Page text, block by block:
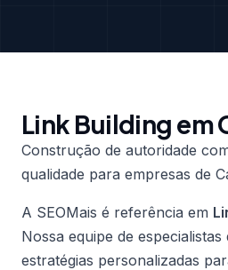
Link Building em
Construção de autoridade
qualidade para empresas de
A SEOMais é referência em
Nossa equipe de especialistas
estratégias personalizadas